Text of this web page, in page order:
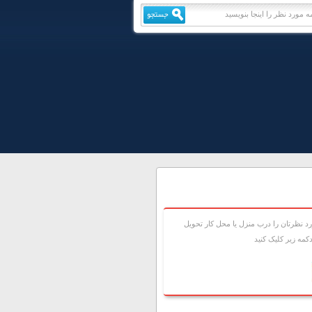
نظرتان را درب منزل يا محل کار تحويل
زير کليک کنيد